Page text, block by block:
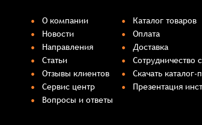
О компании
Новости
Направления
Статьи
Отзывы клиентов
Сервис центр
Вопросы и ответы
Каталог товаров
Оплата
Доставка
Сотрудничество
Скачать
Презентация